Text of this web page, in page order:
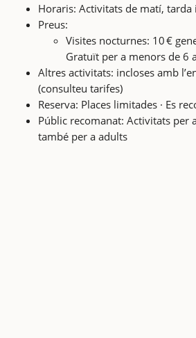
Horaris: Activitats de matí, tarda
Preus:
Visites nocturnes: 10 €
Gratuït per a menors de 6
Altres activitats: incloses amb
(consulteu tarifes)
Reserva: Places limitades · Es
Públic recomanat: Activitats per
també per a adults